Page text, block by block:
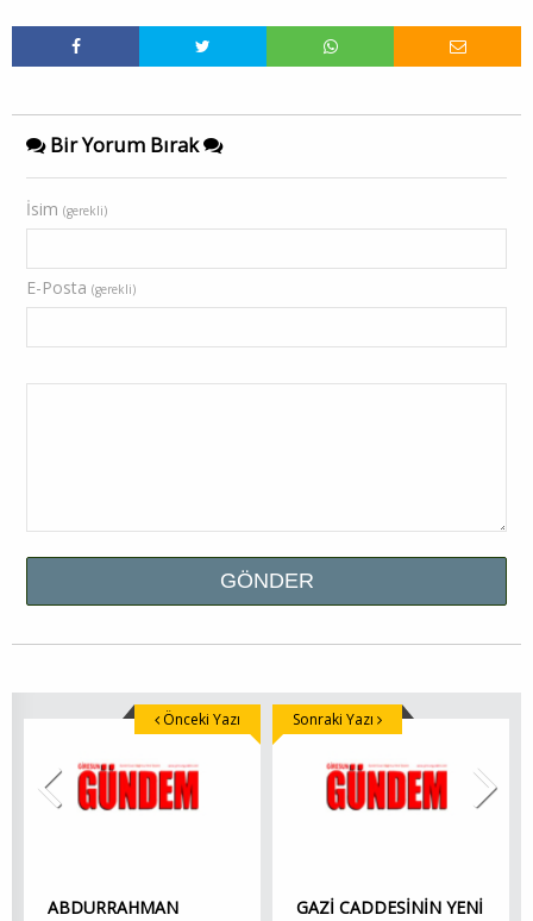
Bir Yorum Bırak
İsim (gerekli)
E-Posta (gerekli)
ABDURRAHMAN
Önceki Yazı
GAZİ CADDESİNİN YENİ
Sonraki Yazı